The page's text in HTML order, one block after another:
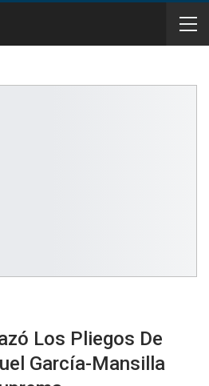
Los Pliegos De
García-Mansilla